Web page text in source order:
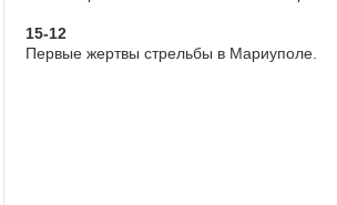
15-12
Первые жертвы стрельбы в Мариуполе.